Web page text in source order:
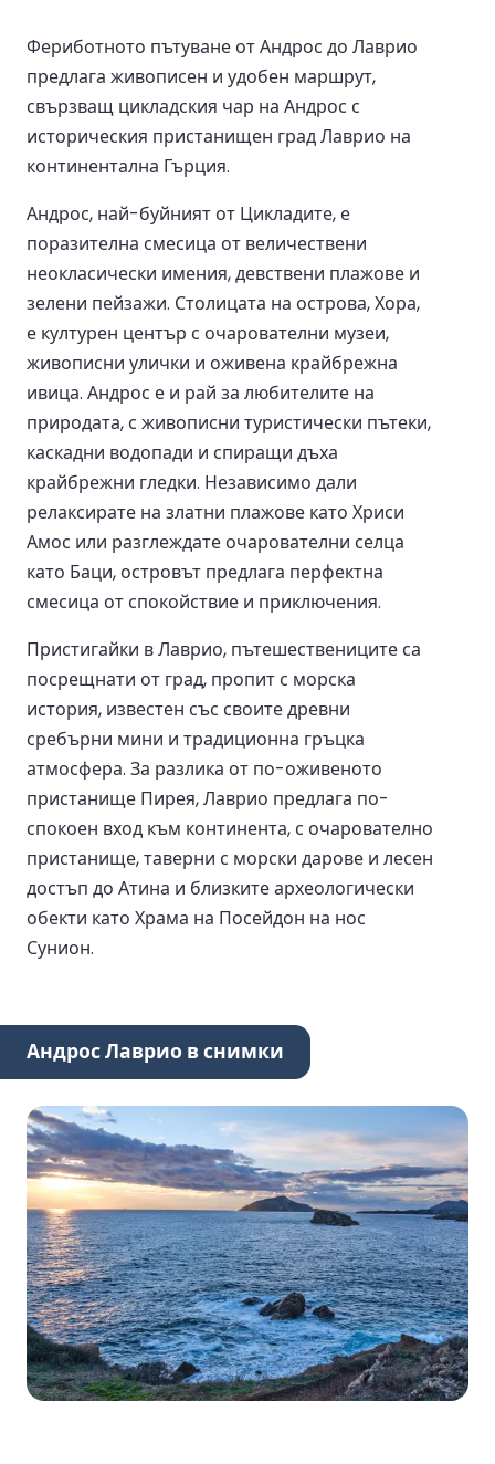
Фериботното пътуване от Андрос до Лаврио
предлага живописен и удобен маршрут,
свързващ цикладския чар на Андрос с
историческия пристанищен град Лаврио на
континентална Гърция.
Андрос, най-буйният от Цикладите, е
поразителна смесица от величествени
неокласически имения, девствени плажове и
зелени пейзажи. Столицата на острова, Хора,
е културен център с очарователни музеи,
живописни улички и оживена крайбрежна
ивица. Андрос е и рай за любителите на
природата, с живописни туристически пътеки,
каскадни водопади и спиращи дъха
крайбрежни гледки. Независимо дали
релаксирате на златни плажове като Хриси
Амос или разглеждате очарователни селца
като Баци, островът предлага перфектна
смесица от спокойствие и приключения.
Пристигайки в Лаврио, пътешествениците са
посрещнати от град, пропит с морска
история, известен със своите древни
сребърни мини и традиционна гръцка
атмосфера. За разлика от по-оживеното
пристанище Пирея, Лаврио предлага по-
спокоен вход към континента, с очарователно
пристанище, таверни с морски дарове и лесен
достъп до Атина и близките археологически
обекти като Храма на Посейдон на нос
Сунион.
Андрос Лаврио в снимки